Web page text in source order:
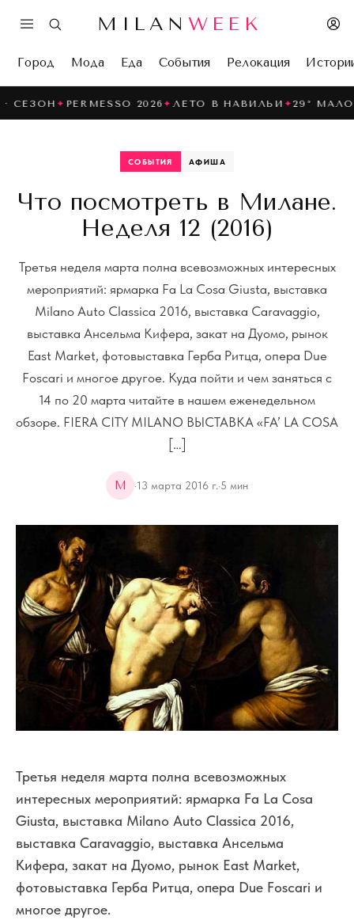
MILAN WEEK
Город Мода Еда События Релокация
2026✦ЛЕТО В НАВИЛЬИ ✦ 29° МАЛООБЛАЧНО
СОБЫТИЯ АФИША
Что посмотреть в Милане.
Неделя 12 (2016)
Третья неделя марта полна всевозможных интересных
мероприятий: ярмарка Fa La Cosa Giusta, выставка
Milano Auto Classica 2016, выставка Caravaggio,
выставка Ансельма Кифера, закат на Дуомо, рынок
East Market, фотовыставка Герба Ритца, опера Due
Foscari и многое другое. Куда пойти и чем заняться с
14 по 20 марта читайте в нашем еженедельном
обзоре. FIERA CITY MILANO ВЫСТАВКА «FA’ LA COSA
[…]
M ·13 марта 2016 г.·5 мин
Третья неделя марта полна всевозможных
интересных мероприятий: ярмарка Fa La Cosa
Giusta, выставка Milano Auto Classica 2016,
выставка Caravaggio, выставка Ансельма
Кифера, закат на Дуомо, рынок East Market,
фотовыставка Герба Ритца, опера Due Foscari и
многое другое.